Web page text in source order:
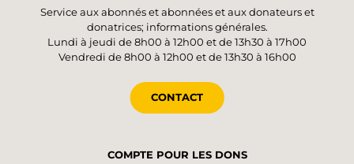
Service aux abonnés et abonnées et aux donateurs et
donatrices; informations générales.
Lundi à jeudi de 8h00 à 12h00 et de 13h30 à 17h00
Vendredi de 8h00 à 12h00 et de 13h30 à 16h00
CONTACT
COMPTE POUR LES DONS